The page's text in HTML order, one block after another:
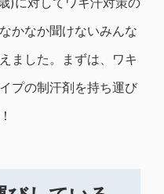
かなか聞けないみんな
ました。まずは、ワキ
プの制汗剤を持ち運び